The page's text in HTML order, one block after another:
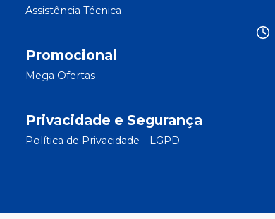
Assistência Técnica
Promocional
Mega Ofertas
Privacidade e Segurança
Política de Privacidade - LGPD